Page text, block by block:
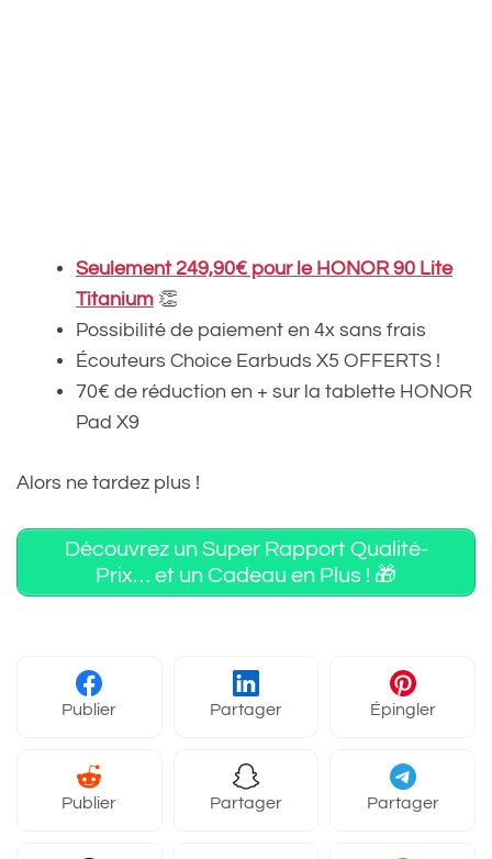
Seulement 249,90€ pour le HONOR 90 Lite
Titanium 👏
Possibilité de paiement en 4x sans frais
Écouteurs Choice Earbuds X5 OFFERTS !
70€ de réduction en + sur la tablette HONOR
Pad X9
Alors ne tardez plus !
Découvrez un Super Rapport Qualité-
Prix… et un Cadeau en Plus ! 🎁
Publier Partager Épingler
Publier Partager Partager